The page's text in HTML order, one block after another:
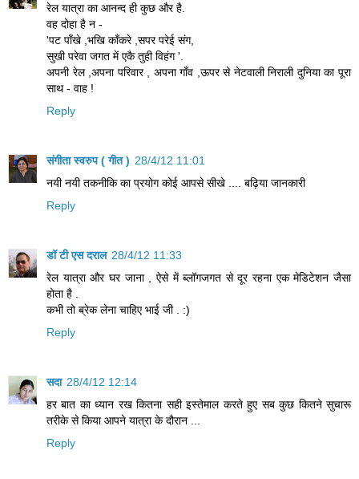
रेल यात्रा का आनन्द ही कुछ और है.
वह दोहा है न -
'पट पाँखे ,भखि काँकरे ,सपर परेई संग,
सुखी परेवा जगत में एकै तुही विहंग '.
अपनी रेल ,अपना परिवार , अपना गाँव ,ऊपर से नेटवाली निराली दुनिया का पूरा
साथ - वाह !
Reply
संगीता स्वरुप ( गीत ) 28/4/12 11:01
नयी नयी तकनीकि का प्रयोग कोई आपसे सीखे .... बढ़िया जानकारी
Reply
डॉ टी एस दराल 28/4/12 11:33
रेल यात्रा और घर जाना , ऐसे में ब्लॉगजगत से दूर रहना एक मेडिटेशन जैसा
होता है .
कभी तो ब्रेक लेना चाहिए भाई जी . :)
Reply
सदा 28/4/12 12:14
हर बात का ध्‍यान रख कितना सही इस्‍तेमाल करते हुए सब कुछ कितने सुचारू
तरीके से किया आपने यात्रा के दौरान ...
Reply